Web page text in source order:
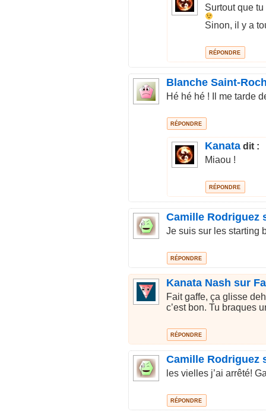
Surtout que
Sinon, il y a
RÉPONDRE
Blanche Saint-
Hé hé hé ! Il me tarde
RÉPONDRE
Kanata dit :
Miaou !
RÉPONDRE
Camille Rodriguez
Je suis sur les starting
RÉPONDRE
Kanata Nash sur
Fait gaffe, ça glisse
c’est bon. Tu braques
RÉPONDRE
Camille Rodriguez
les vielles j’ai arrêté!
RÉPONDRE